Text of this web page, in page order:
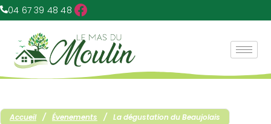
04 67 39 48 48
Accueil / Évenements / La dégustation du Beaujolais